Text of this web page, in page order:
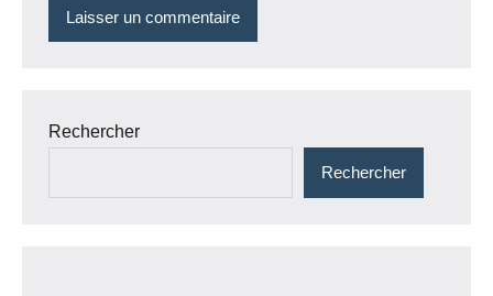
Rechercher
Rechercher